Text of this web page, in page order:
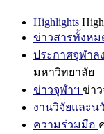
Highlights
ข่าวสารทั้งหม
ประกาศจุฬา
มหาวิทยาลัย
ข่าวจุฬาฯ ข่า
งานวิจัยและน
ความร่วมมือ